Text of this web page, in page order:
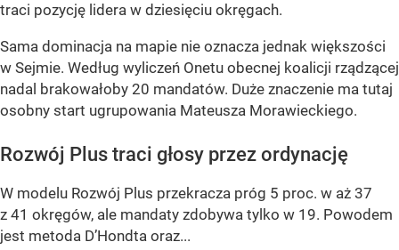
traci pozycję lidera w dziesięciu okręgach.
Sama dominacja na mapie nie oznacza jednak większości
w Sejmie. Według wyliczeń Onetu obecnej koalicji rządzącej
nadal brakowałoby 20 mandatów. Duże znaczenie ma tutaj
osobny start ugrupowania Mateusza Morawieckiego.
Rozwój Plus traci głosy przez ordynację
W modelu Rozwój Plus przekracza próg 5 proc. w aż 37
z 41 okręgów, ale mandaty zdobywa tylko w 19. Powodem
jest metoda D’Hondta oraz...